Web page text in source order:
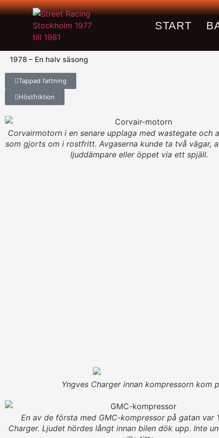
START
1978 – En halv säsong
Tappad fattning
Höstfriktion
Corvairmotorn i en senare upplaga med wastegate och
som gjorts om i rostfritt. Avgaserna kunde ta två vägar,
ljuddämpare eller öppet via ett spjäll.
Yngves Charger innan kompressorn
En av de första med GMC-kompressor på gatan var
Charger. Ljudet hördes långt innan bilen dök upp. Inte